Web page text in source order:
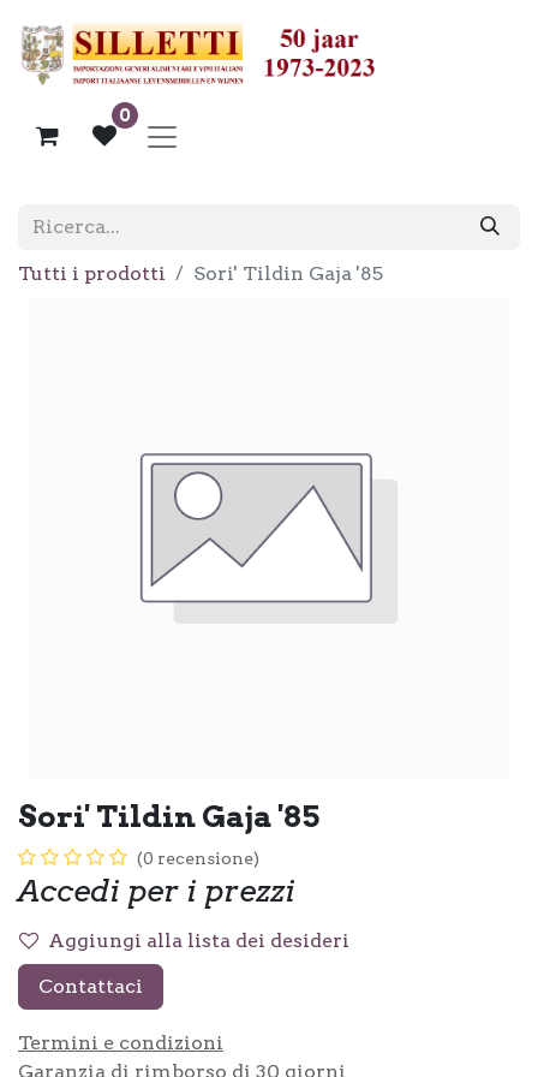
0
Tutti i prodotti Sori' Tildin Gaja '85
Sori' Tildin Gaja '85
(0 recensione)
Accedi per i prezzi
Aggiungi alla lista dei desideri
Contattaci
Termini e condizioni
Garanzia di rimborso di 30 giorni